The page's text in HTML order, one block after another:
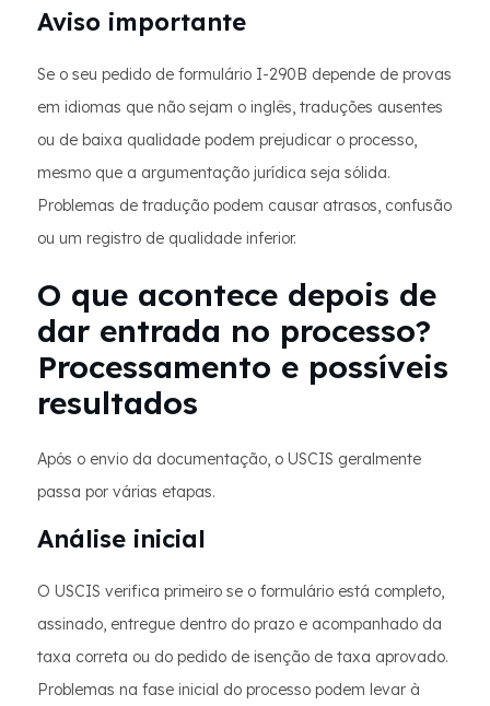
Aviso importante
Se o seu pedido de formulário I-290B depende de provas
em idiomas que não sejam o inglês, traduções ausentes
ou de baixa qualidade podem prejudicar o processo,
mesmo que a argumentação jurídica seja sólida.
Problemas de tradução podem causar atrasos, confusão
ou um registro de qualidade inferior.
O que acontece depois de
dar entrada no processo?
Processamento e possíveis
resultados
Após o envio da documentação, o USCIS geralmente
passa por várias etapas.
Análise inicial
O USCIS verifica primeiro se o formulário está completo,
assinado, entregue dentro do prazo e acompanhado da
taxa correta ou do pedido de isenção de taxa aprovado.
Problemas na fase inicial do processo podem levar à